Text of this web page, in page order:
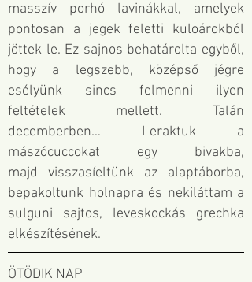
masszív porhó lavinákkal, amelyek
pontosan a jegek feletti kuloárokból
jöttek le. Ez sajnos behatárolta egyből,
hogy a legszebb, középső jégre
esélyünk sincs felmenni ilyen
feltételek mellett. Talán
decemberben… Leraktuk a
mászócuccokat egy bivakba,
majd visszasíeltünk az alaptáborba,
bepakoltunk holnapra és nekiláttam a
sulguni sajtos, leveskockás grechka
elkészítésének.
ÖTÖDIK NAP